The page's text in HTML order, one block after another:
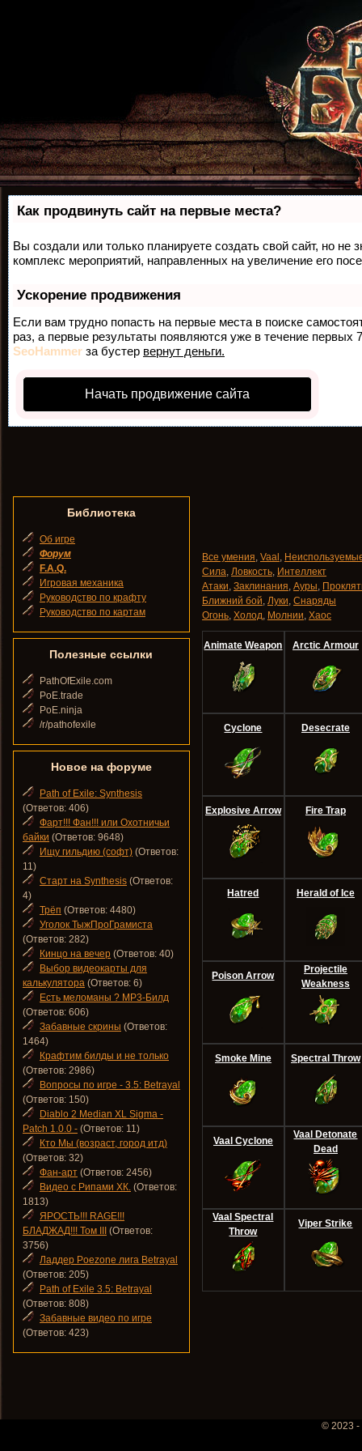
Как продвинуть сайт на первые места?
Вы создали или только планируете создать свой сайт, но не
комплекс мероприятий, направленных на увеличение его
Ускорение продвижения
Если вам трудно попасть на первые места в поиске
раз, а первые результаты появляются уже в течение первых
SeoHammer за бустер вернут деньги.
Начать продвижение сайта
Все умения, Vaal ,
Сила, Ловкость, Интеллект
Атаки, Заклинания, Ауры,
Ближний бой, Луки, Снаряды
Огонь, Холод, Молнии, Хаос
Animate Weapon Arctic Armour
Cyclone Desecrate
Explosive Arrow Fire Trap
Hatred Herald of Ice
Poison Arrow
Projectile
Weakness
Smoke Mine Spectral Throw
Vaal Cyclone
Vaal Detonate
Dead
Vaal Spectral
Throw
Viper Strike
Библиотека
Об игре
Форум
F.A.Q.
Игровая механика
Руководство по крафту
Руководство по картам
Полезные ссылки
PathOfExile.com
PoE.trade
PoE.ninja
/r/pathofexile
Новое на форуме
Path of Exile: Synthesis
(Ответов: 406)
Фарт!!! Фан!!! или Охотничьи
байки (Ответов: 9648)
Ищу гильдию (софт) (Ответов:
11)
Старт на Synthesis (Ответов:
4)
Трёп (Ответов: 4480)
Уголок ТыжПроГрамиста
(Ответов: 282)
Кинцо на вечер (Ответов: 40)
Выбор видеокарты для
калькулятора (Ответов: 6)
Есть меломаны ? MP3-Билд
(Ответов: 606)
Забавные скрины (Ответов:
1464)
Крафтим билды и не только
(Ответов: 2986)
Вопросы по игре - 3.5: Betrayal
(Ответов: 150)
Diablo 2 Median XL Sigma -
Patch 1.0.0 - (Ответов: 11)
Кто Мы (возраст, город итд)
(Ответов: 32)
Фан-арт (Ответов: 2456)
Видео с Рипами ХК. (Ответов:
1813)
ЯРОСТЬ!!! RAGE!!!
БЛАДЖАД!!! Том III
(Ответов:
3756)
Ладдер Poezone лига Betrayal
(Ответов: 205)
Path of Exile 3.5: Betrayal
(Ответов: 808)
Забавные видео по игре
(Ответов: 423)
© 2023 -